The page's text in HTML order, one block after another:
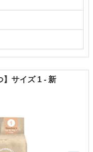
サイズ 1 - 新